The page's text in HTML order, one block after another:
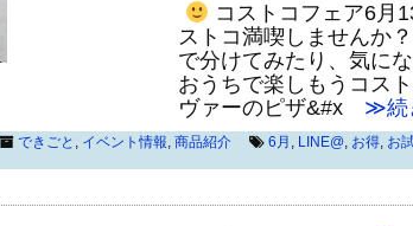
コストコフェア6月
ストコ満喫しませんか
で分けてみたり、気に
おうちで楽しもうコス
ヴァーのピザ&#x ≫続
できごと , イベント情報, 商品紹介 6月 , LINE@, お得, お